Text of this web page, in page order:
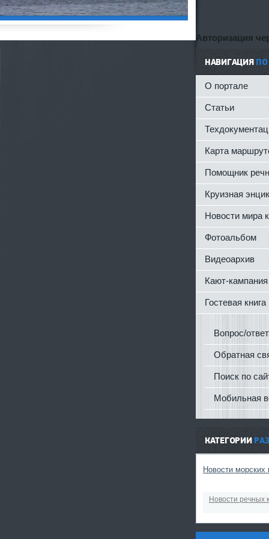
Авторизация
НАВИГАЦИЯ ПО
О портале
Статьи
Карта
Помощник
Круизная
Новости мира
Фотоальбом
Видеоархив
Кают-кампания
Гостевая книга
Вопрос/ответ
Обратная
Поиск по
Мобильная
КАТЕГОРИИ
Новости морских
Новости речных